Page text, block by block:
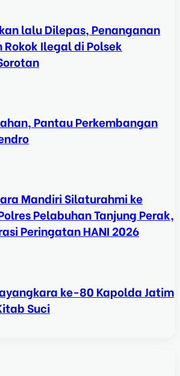
lalu Dilepas, Penanganan
Ilegal di Polsek
Pantau Perkembangan
Mandiri Silaturahmi ke
Pelabuhan Tanjung Perak,
Peringatan HANI 2026
ke-80 Kapolda Jatim
Suci